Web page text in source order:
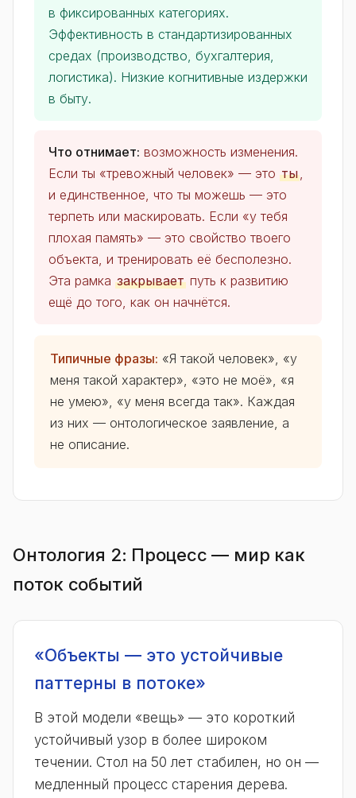
в фиксированных категориях.
Эффективность в стандартизированных
средах (производство, бухгалтерия,
логистика). Низкие когнитивные издержки
в быту.
Что отнимает: возможность изменения.
Если ты «тревожный человек» — это ты,
и единственное, что ты можешь — это
терпеть или маскировать. Если «у тебя
плохая память» — это свойство твоего
объекта, и тренировать её бесполезно.
Эта рамка закрывает путь к развитию
ещё до того, как он начнётся.
Типичные фразы: «Я такой человек», «у
меня такой характер», «это не моё», «я
не умею», «у меня всегда так». Каждая
из них — онтологическое заявление, а
не описание.
Онтология 2: Процесс — мир как
поток событий
«Объекты — это устойчивые
паттерны в потоке»
В этой модели «вещь» — это короткий
устойчивый узор в более широком
течении. Стол на 50 лет стабилен, но он —
медленный процесс старения дерева.